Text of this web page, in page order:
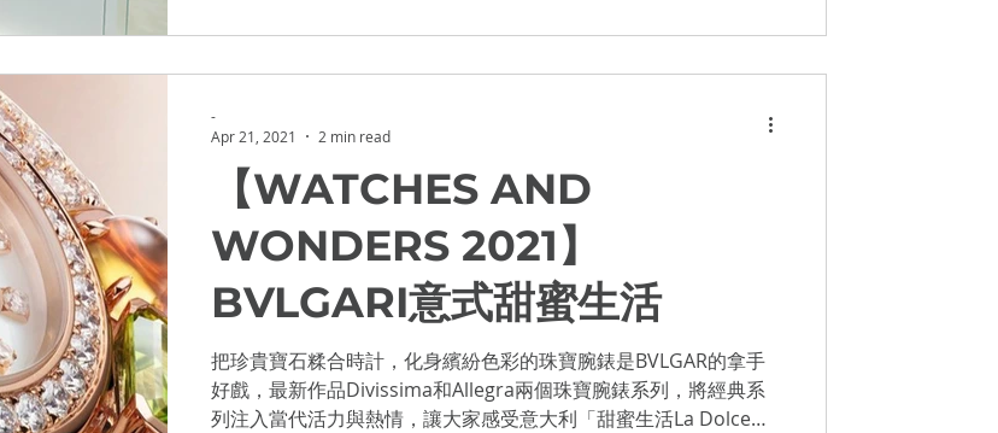
【WATCHES AND
WONDERS 2021】
BVLGARI意式甜蜜生活
把珍貴寶石糅合時計，化身繽紛色彩的珠寶腕錶是BVLGAR的拿手
好戲，最新作品Divissima和Allegra兩個珠寶腕錶系列，將經典系
列注入當代活力與熱情，讓大家感受意大利「甜蜜生活La Dolce
-
Apr 21, 2021
2 min read